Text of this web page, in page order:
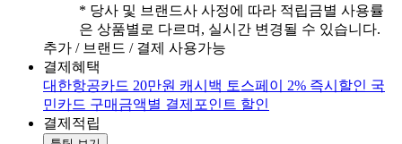
* 당사 및 브랜드사 사정에 따라 적립금별 사용률
은 상품별로 다르며, 실시간 변경될 수 있습니다.
추가 / 브랜드 / 결제 사용가능
결제혜택
대한항공카드 20만원 캐시백 토스페이 2% 즉시할인 국
민카드 구매금액별 결제포인트 할인
결제적립